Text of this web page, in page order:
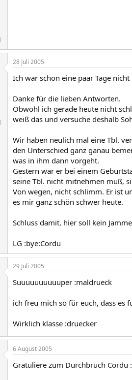
28 Juli 2005
Ich war schon eine paar Tage nicht
Danke für die lieben Antworten.
Obwohl ich gerade heute nicht
weiß das und versuche deshalb
Wir haben neulich mal eine Tbl.
den Unterschied ganz ganau
was in ihm dann vorgeht.
Gestern war er bei einem
seine Tbl. nicht mitnehmen muß,
Von wegen, nicht schlimm. Er ist
es mir ganz schön schwer heute.
Schluss damit, hier soll kein
LG :bye:Cordu
29 Juli 2005
Suuuuuuuuuuper :maldrueck
ich freu mich so für euch, dass es
Wirklich klasse :druecker
6 August 2005
Gratuliere zum Durchbruch Cordu